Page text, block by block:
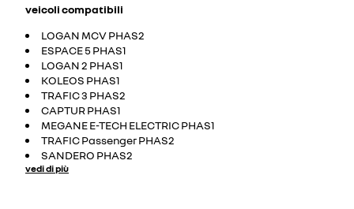
veicoli compatibili
LOGAN MCV PHAS2
ESPACE 5 PHAS1
LOGAN 2 PHAS1
KOLEOS PHAS1
TRAFIC 3 PHAS2
CAPTUR PHAS1
MEGANE E-TECH ELECTRIC PHAS1
TRAFIC Passenger PHAS2
SANDERO PHAS2
vedi di più